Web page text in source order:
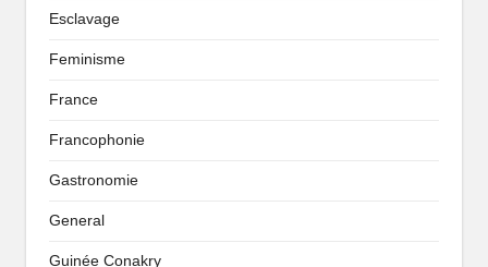
Esclavage
Feminisme
France
Francophonie
Gastronomie
General
Guinée Conakry